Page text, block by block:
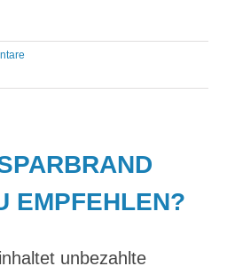
EMPFEHLEN?
unbezahlte